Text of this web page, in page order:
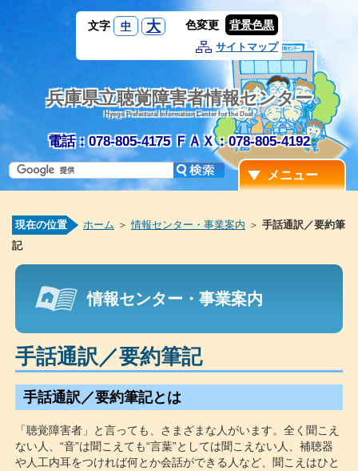
文字 中 大 色変更 背景色黒
サイトマップ
兵庫県立聴覚障害者情報センター
Hyogo Prefectural Information Center for the Deaf
電話：078-805-4175 ＦＡＸ：078-805-4192
メニュー
現在の位置 ホーム ＞情報センター・事業案内 ＞ 手話通訳／要約筆
記
情報センター・事業案内
手話通訳／要約筆記
手話通訳／要約筆記とは
「聴覚障害者」と言っても、さまざまな人がいます。全く聞こえ
ない人、“音”は聞こえても“言葉”としては聞こえない人、補聴器
や人工内耳をつければ何とか会話ができる人など、聞こえはひと